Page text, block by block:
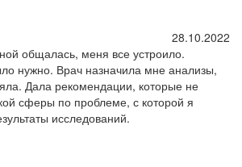
28.10.2022
общалась, меня все устроило.
нужно. Врач назначила мне анализы,
Дала рекомендации, которые не
сферы по проблеме, с которой я
исследований.